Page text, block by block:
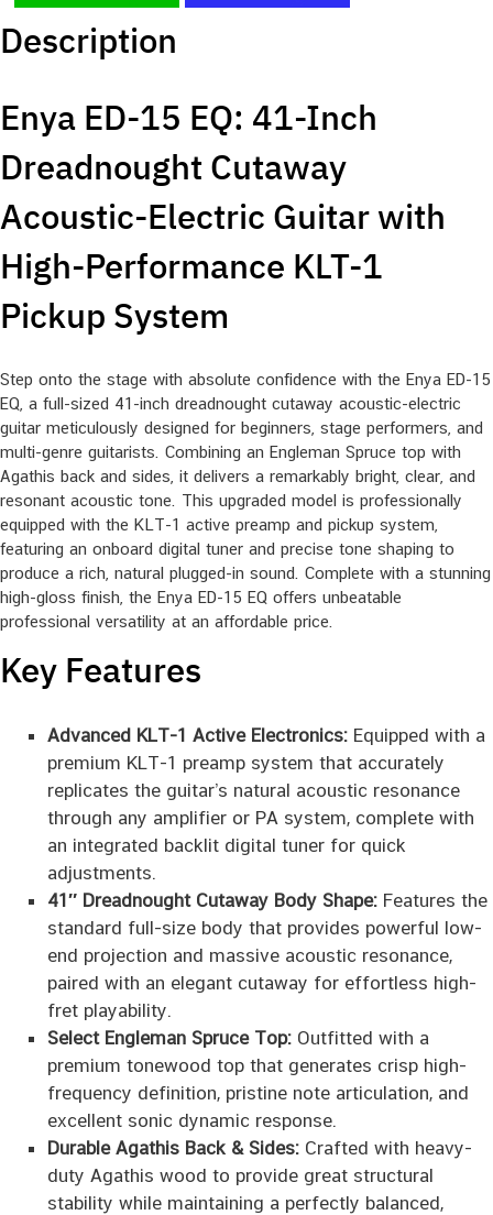
Description
Enya ED-15 EQ: 41-Inch
Dreadnought Cutaway
Acoustic-Electric Guitar with
High-Performance KLT-1
Pickup System
Step onto the stage with absolute confidence with the Enya ED-15
EQ, a full-sized 41-inch dreadnought cutaway acoustic-electric
guitar meticulously designed for beginners, stage performers, and
multi-genre guitarists. Combining an Engleman Spruce top with
Agathis back and sides, it delivers a remarkably bright, clear, and
resonant acoustic tone. This upgraded model is professionally
equipped with the KLT-1 active preamp and pickup system,
featuring an onboard digital tuner and precise tone shaping to
produce a rich, natural plugged-in sound. Complete with a stunning
high-gloss finish, the Enya ED-15 EQ offers unbeatable
professional versatility at an affordable price.
Key Features
Advanced KLT-1 Active Electronics:Equipped with a
premium KLT-1 preamp system that accurately
replicates the guitar’s natural acoustic resonance
through any amplifier or PA system, complete with
an integrated backlit digital tuner for quick
adjustments.
41″ Dreadnought Cutaway Body Shape:Features the
standard full-size body that provides powerful low-
end projection and massive acoustic resonance,
paired with an elegant cutaway for effortless high-
fret playability.
Select Engleman Spruce Top:Outfitted with a
premium tonewood top that generates crisp high-
frequency definition, pristine note articulation, and
excellent sonic dynamic response.
Durable Agathis Back & Sides:Crafted with heavy-
duty Agathis wood to provide great structural
stability while maintaining a perfectly balanced,